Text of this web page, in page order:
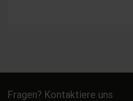
Fragen? Kontaktiere uns